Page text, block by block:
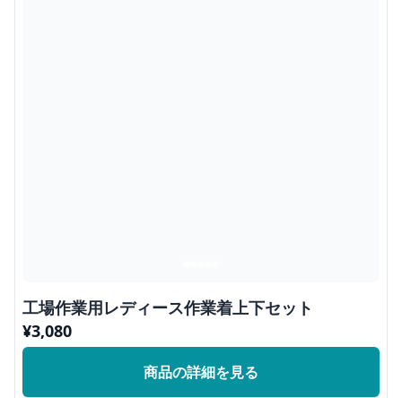
工場作業用レディース作業着上下セット
¥3,080
商品の詳細を見る